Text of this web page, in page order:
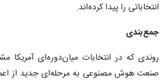
انتخاباتی را پیدا کرده‌اند.
جمع‌بندی
روندی که در انتخابات میان‌دوره‌ای آمریکا
صنعت هوش مصنوعی به مرحله‌ای جدید از